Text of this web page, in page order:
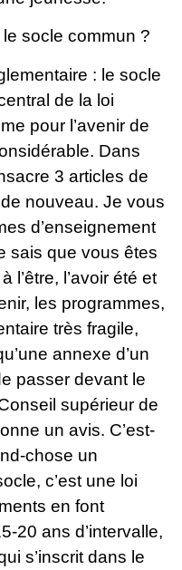
socle commun ?
: le socle
de la loi
pour l’avenir de
Dans
3 articles de
nouveau. Je vous
d’enseignement
sais que vous êtes
l’être, l’avoir été et
les programmes,
très fragile,
annexe d’un
passer devant le
supérieur de
un avis. C’est-
chose un
c’est une loi
en font
20 ans d’intervalle,
s’inscrit dans le